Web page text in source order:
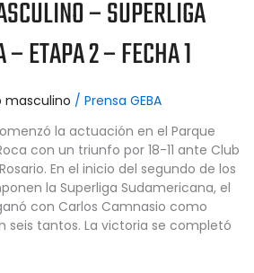
– SUPERLIGA
ETAPA 2 – FECHA 1
masculino / Prensa GEBA
la actuación en el Parque
con un triunfo por 18-11 ante Club
En el inicio del segundo de los
la Superliga Sudamericana, el
con Carlos Camnasio como
seis tantos. La victoria se completó